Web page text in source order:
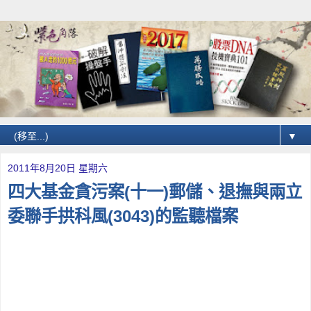
▼
2011年8月20日 星期六
四大基金貪污案(十一)郵儲、退撫與兩立
委聯手拱科風(3043)的監聽檔案